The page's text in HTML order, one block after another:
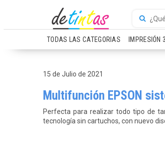
TODAS LAS CATEGORIAS IMPRESIÓN
15 de Julio de 2021
Multifunción EPSON
Perfecta para realizar todo tipo de
tecnología sin cartuchos, con nuevo